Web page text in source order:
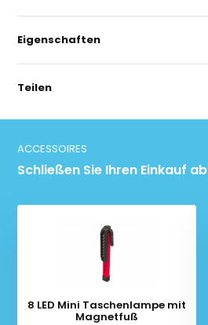
Eigenschaften
Teilen
ACCESSOIRES
Schließen Sie Ihren Einkauf ab
8 LED Mini Taschenlampe mit
Magnetfuß